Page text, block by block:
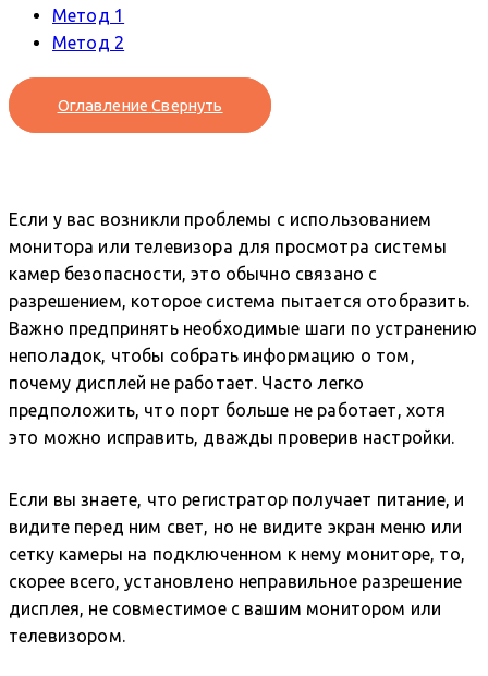
Метод 1
Метод 2
Оглавление Свернуть
Если у вас возникли проблемы с использованием
монитора или телевизора для просмотра системы
камер безопасности, это обычно связано с
разрешением, которое система пытается отобразить.
Важно предпринять необходимые шаги по устранению
неполадок, чтобы собрать информацию о том,
почему дисплей не работает. Часто легко
предположить, что порт больше не работает, хотя
это можно исправить, дважды проверив настройки.
Если вы знаете, что регистратор получает питание, и
видите перед ним свет, но не видите экран меню или
сетку камеры на подключенном к нему мониторе, то,
скорее всего, установлено неправильное разрешение
дисплея, не совместимое с вашим монитором или
телевизором.